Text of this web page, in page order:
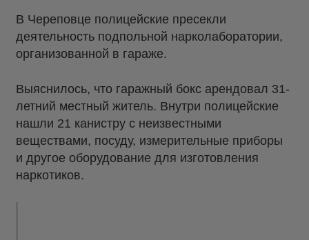
В Череповце полицейские пресекли
деятельность подпольной нарколаборатории,
организованной в гараже.
Выяснилось, что гаражный бокс арендовал 31-
летний местный житель. Внутри полицейские
нашли 21 канистру с неизвестными
веществами, посуду, измерительные приборы
и другое оборудование для изготовления
наркотиков.